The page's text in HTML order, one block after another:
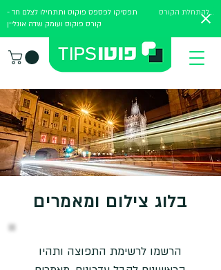
תפסיקו לפספס פוקוס ותתחילו לצלם חד -
קורס פוקוס ועומק שדה אונליין
להתחלת הקורס
בלוג צילום ומאמרים
הרשמו לרשימת התפוצה ותהיו